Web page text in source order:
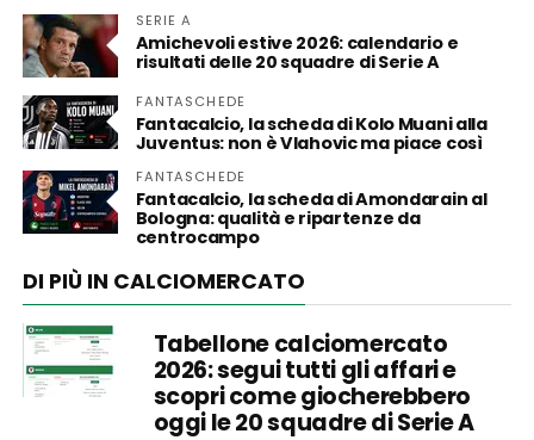
SERIE A
Amichevoli estive 2026: calendario e
risultati delle 20 squadre di Serie A
FANTASCHEDE
Fantacalcio, la scheda di Kolo Muani alla
Juventus: non è Vlahovic ma piace così
FANTASCHEDE
Fantacalcio, la scheda di Amondarain al
Bologna: qualità e ripartenze da
centrocampo
DI PIÙ IN CALCIOMERCATO
Tabellone calciomercato
2026: segui tutti gli affari e
scopri come giocherebbero
oggi le 20 squadre di Serie A